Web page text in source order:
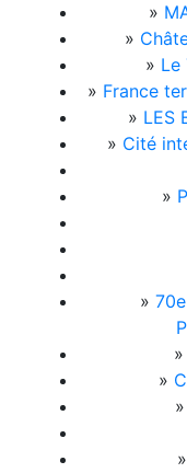
»
»
» Le
» France
» LES
» Cité
»
»
»
»
»
»